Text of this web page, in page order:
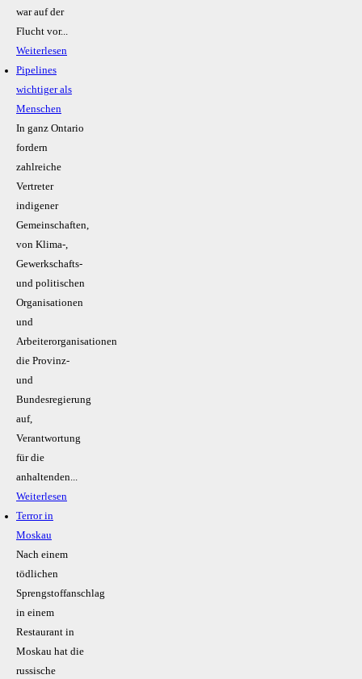
war auf der
Flucht vor...
Weiterlesen
Pipelines
wichtiger als
Menschen
In ganz Ontario
fordern
zahlreiche
Vertreter
indigener
Gemeinschaften,
von Klima-,
Gewerkschafts-
und politischen
Organisationen
und
Arbeiterorganisationen
die Provinz-
und
Bundesregierung
auf,
Verantwortung
für die
anhaltenden...
Weiterlesen
Terror in
Moskau
Nach einem
tödlichen
Sprengstoffanschlag
in einem
Restaurant in
Moskau hat die
russische